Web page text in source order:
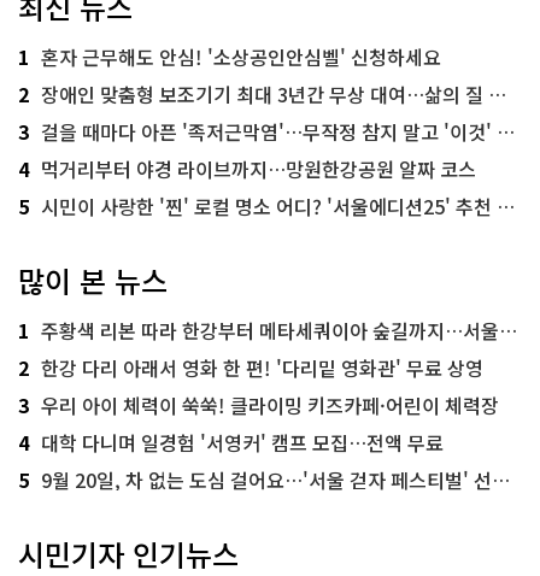
1 혼자 근무해도 안심! '소상공인안심벨' 신청하세요
2 장애인 맞춤형 보조기기 최대 3년간 무상 대여…삶의 질 높인다
3 걸을 때마다 아픈 '족저근막염'…무작정 참지 말고 '이것' 해보세요!
4 먹거리부터 야경 라이브까지…망원한강공원 알짜 코스
5 시민이 사랑한 '찐' 로컬 명소 어디? '서울에디션25' 추천 코스
많이 본 뉴스
1 주황색 리본 따라 한강부터 메타세쿼이아 숲길까지…서울둘레길 15코스
2 한강 다리 아래서 영화 한 편! '다리밑 영화관' 무료 상영
3 우리 아이 체력이 쑥쑥! 클라이밍 키즈카페·어린이 체력장
4 대학 다니며 일경험 '서영커' 캠프 모집…전액 무료
5 9월 20일, 차 없는 도심 걸어요…'서울 걷자 페스티벌' 선착순 5천명
시민기자 인기뉴스